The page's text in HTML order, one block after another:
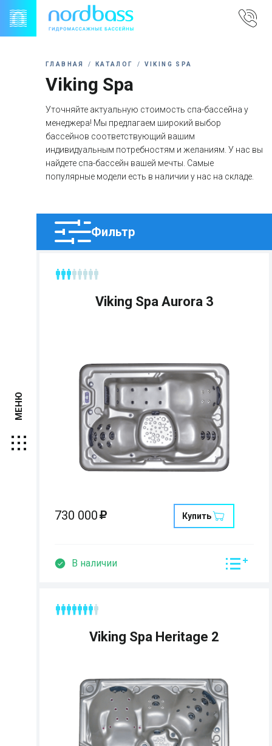
МЕНЮ
ГЛАВНАЯ КАТАЛОГ VIKING SPA
Viking Spa
Уточняйте актуальную стоимость спа-бассейна у
менеджера! Мы предлагаем широкий выбор
бассейнов соответствующий вашим
индивидуальным потребностям и желаниям. У нас вы
найдете спа-бассейн вашей мечты. Самые
популярные модели есть в наличии у нас на складе.
Фильтр
Страна:
Размеры:
214 x 152 x 86 см
Кол-во мест:
Viking Spa Aurora 3
730 000 Купить
В наличии
Viking Spa Heritage 2